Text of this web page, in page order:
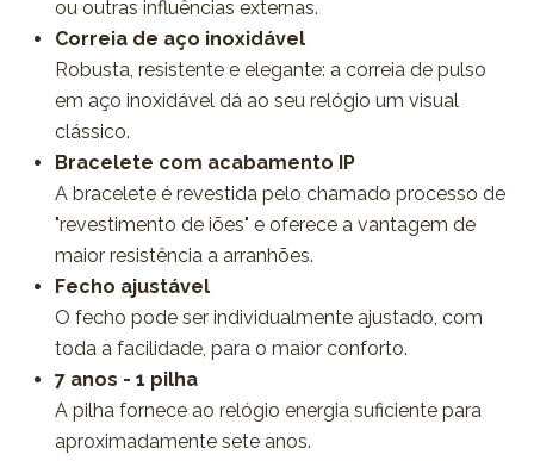
ou outras influências externas.
Correia de aço inoxidável
Robusta, resistente e elegante: a correia de pulso
em aço inoxidável dá ao seu relógio um visual
clássico.
Bracelete com acabamento IP
A bracelete é revestida pelo chamado processo de
"revestimento de iões" e oferece a vantagem de
maior resistência a arranhões.
Fecho ajustável
O fecho pode ser individualmente ajustado, com
toda a facilidade, para o maior conforto.
7 anos - 1 pilha
A pilha fornece ao relógio energia suficiente para
aproximadamente sete anos.